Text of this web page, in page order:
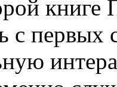
книге
с первых